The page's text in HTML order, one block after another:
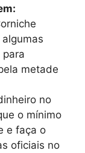
para
metade
no
o mínimo
e faça o
oficiais no